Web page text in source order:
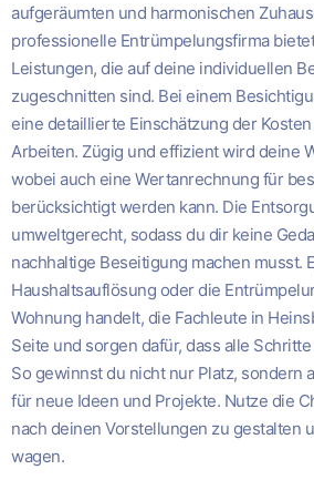
aufgeräumten und harmonischen
professionelle Entrümpelungsfirma
Leistungen, die auf deine individuellen
zugeschnitten sind. Bei einem
eine detaillierte Einschätzung der
Arbeiten. Zügig und effizient wird deine
wobei auch eine Wertanrechnung für
berücksichtigt werden kann. Die
umweltgerecht, sodass du dir keine
nachhaltige Beseitigung machen musst.
Haushaltsauflösung oder die
Wohnung handelt, die Fachleute in
Seite und sorgen dafür, dass alle
So gewinnst du nicht nur Platz, sondern
für neue Ideen und Projekte. Nutze die
nach deinen Vorstellungen zu gestalten
wagen.